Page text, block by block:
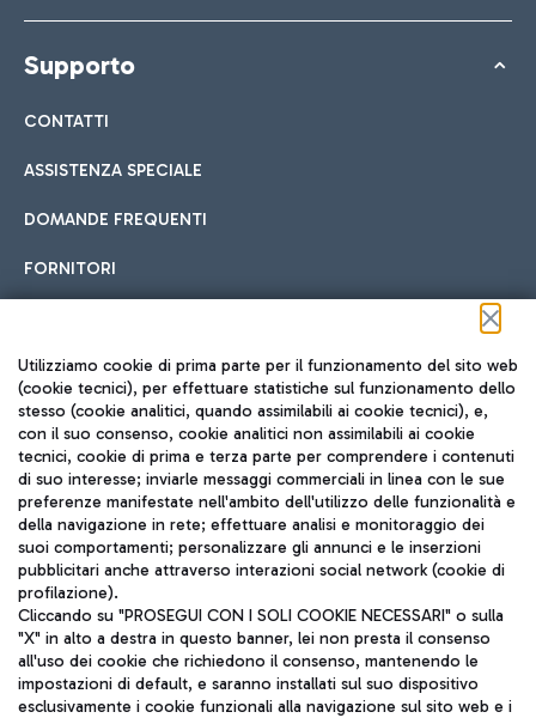
Supporto
CONTATTI
ASSISTENZA SPECIALE
DOMANDE FREQUENTI
FORNITORI
Seguici sui social
TRAVEL JOURNAL
ITA
Utilizziamo cookie di prima parte per il funzionamento del sito web
(cookie tecnici), per effettuare statistiche sul funzionamento dello
stesso (cookie analitici, quando assimilabili ai cookie tecnici), e,
con il suo consenso, cookie analitici non assimilabili ai cookie
tecnici, cookie di prima e terza parte per comprendere i contenuti
di suo interesse; inviarle messaggi commerciali in linea con le sue
preferenze manifestate nell'ambito dell'utilizzo delle funzionalità e
della navigazione in rete; effettuare analisi e monitoraggio dei
suoi comportamenti; personalizzare gli annunci e le inserzioni
pubblicitari anche attraverso interazioni social network (cookie di
profilazione).
Cliccando su "PROSEGUI CON I SOLI COOKIE NECESSARI" o sulla
"X" in alto a destra in questo banner, lei non presta il consenso
all'uso dei cookie che richiedono il consenso, mantenendo le
impostazioni di default, e saranno installati sul suo dispositivo
esclusivamente i cookie funzionali alla navigazione sul sito web e i